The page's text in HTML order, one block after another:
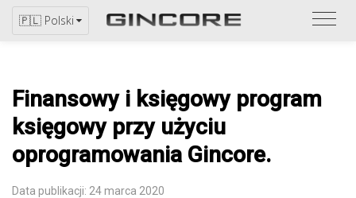
🇵🇱 Polski
Finansowy i księgowy program
księgowy przy użyciu
oprogramowania Gincore.
Data publikacji: 24 marca 2020